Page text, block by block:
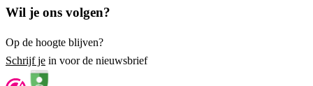
Wil je ons volgen?
Op de hoogte blijven?
Schrijf je in voor de nieuwsbrief